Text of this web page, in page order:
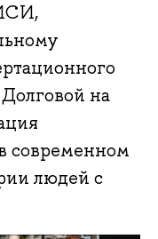
на
современном
людей с